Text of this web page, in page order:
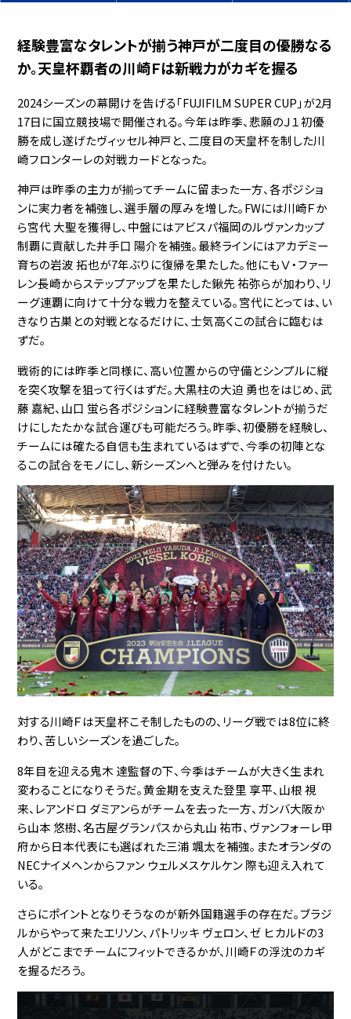
経験豊富なタレントが揃う神戸が二度目の優勝なる
か。天皇杯覇者の川崎Ｆは新戦力がカギを握る
2024シーズンの幕開けを告げる「FUJIFILM SUPER CUP」が2月
17日に国立競技場で開催される。今年は昨季、悲願のＪ１初優
勝を成し遂げたヴィッセル神戸と、二度目の天皇杯を制した川
崎フロンターレの対戦カードとなった。
神戸は昨季の主力が揃ってチームに留まった一方、各ポジショ
ンに実力者を補強し、選手層の厚みを増した。FWには川崎Ｆか
ら宮代 大聖を獲得し、中盤にはアビスパ福岡のルヴァンカップ
制覇に貢献した井手口 陽介を補強。最終ラインにはアカデミー
育ちの岩波 拓也が7年ぶりに復帰を果たした。他にもⅤ・ファー
レン長崎からステップアップを果たした鍬先 祐弥らが加わり、リ
ーグ連覇に向けて十分な戦力を整えている。宮代にとっては、い
きなり古巣との対戦となるだけに、士気高くこの試合に臨むは
ずだ。
戦術的には昨季と同様に、高い位置からの守備とシンプルに縦
を突く攻撃を狙って行くはずだ。大黒柱の大迫 勇也をはじめ、武
藤 嘉紀、山口 蛍ら各ポジションに経験豊富なタレントが揃うだ
けにしたたかな試合運びも可能だろう。昨季、初優勝を経験し、
チームには確たる自信も生まれているはずで、今季の初陣とな
るこの試合をモノにし、新シーズンへと弾みを付けたい。
対する川崎Ｆは天皇杯こそ制したものの、リーグ戦では8位に終
わり、苦しいシーズンを過ごした。
8年目を迎える鬼木 達監督の下、今季はチームが大きく生まれ
変わることになりそうだ。黄金期を支えた登里 享平、山根 視
来、レアンドロ ダミアンらがチームを去った一方、ガンバ大阪か
ら山本 悠樹、名古屋グランパスから丸山 祐市、ヴァンフォーレ甲
府から日本代表にも選ばれた三浦 颯太を補強。またオランダの
NECナイメヘンからファン ウェルメスケルケン 際も迎え入れて
いる。
さらにポイントとなりそうなのが新外国籍選手の存在だ。ブラジ
ルからやって来たエリソン、パトリッキ ヴェロン、ゼ ヒカルドの3
人がどこまでチームにフィットできるかが、川崎Ｆの浮沈のカギ
を握るだろう。